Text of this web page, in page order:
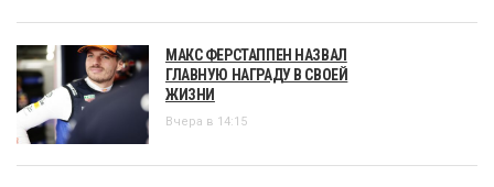
МАКС ФЕРСТАППЕН НАЗВАЛ
ГЛАВНУЮ НАГРАДУ В СВОЕЙ
ЖИЗНИ
Вчера в 14:15